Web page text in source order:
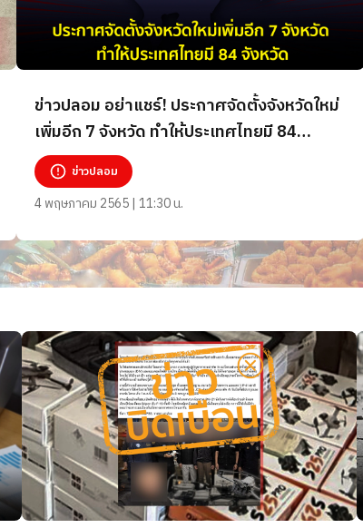
ข่าวปลอม อย่าแชร์! ประกาศจัดตั้งจังหวัดใหม่
เพิ่มอีก 7 จังหวัด ทำให้ประเทศไทยมี 84
จังหวัดข่าวปลอม
4 พฤษภาคม 2565 | 11:30 น.